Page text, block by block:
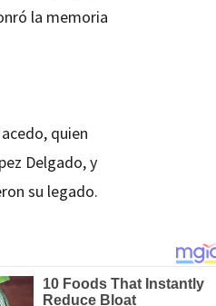
la memoria
quien
Delgado, y
su legado.